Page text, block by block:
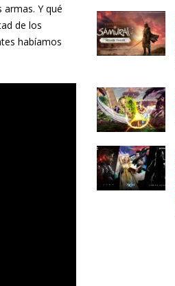
Y qué
de los
habíamos